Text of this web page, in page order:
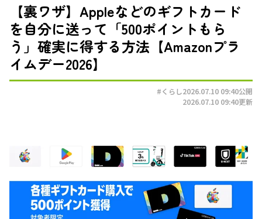
【裏ワザ】Appleなどのギフトカード
を自分に送って「500ポイントもら
う」確実に得する方法【Amazonプラ
イムデー2026】
#くらし2026.07.10 09:40公開
2026.07.10 09:40更新